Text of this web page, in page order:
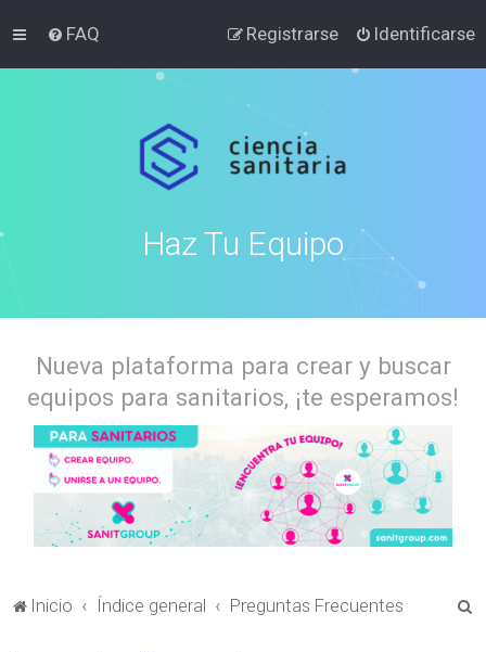
FAQ Identificarse
Registrarse
Haz Tu Equipo
Nueva plataforma para crear y buscar
equipos para sanitarios, ¡te esperamos!
Inicio Índice general Preguntas Frecuentes